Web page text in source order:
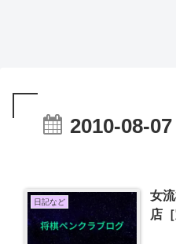
2010-08-07
日記など
女
店